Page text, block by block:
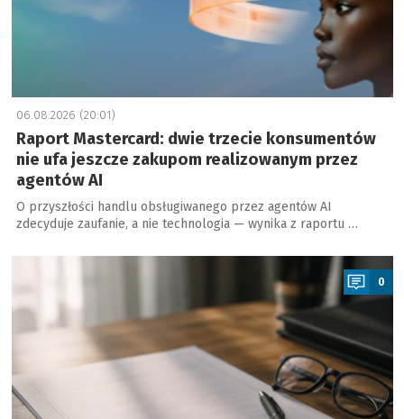
06.08.2026 (20:01)
Raport Mastercard: dwie trzecie konsumentów
nie ufa jeszcze zakupom realizowanym przez
agentów AI
O przyszłości handlu obsługiwanego przez agentów AI
zdecyduje zaufanie, a nie technologia — wynika z raportu …
a
0